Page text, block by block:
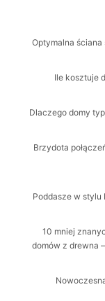
Optymalna
Ile kosztuje
Dlaczego domy
Brzydota
Poddasze w stylu
10 mniej
domów z drewna